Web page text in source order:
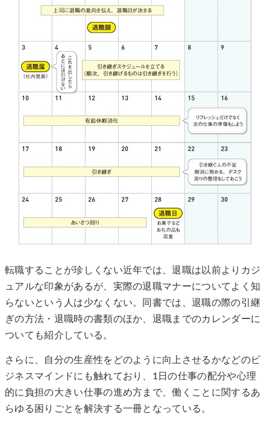
転職することが珍しくない近年では、退職は以前よりカジ
ュアルな印象があるが、実際の退職マナーについてよく知
らないという人は少なくない。同書では、退職の際の引継
ぎの方法・退職時の書類のほか、退職までのカレンダーに
ついても紹介している。
さらに、自分の生産性をどのように向上させるかなどのビ
ジネスマインドにも触れており、1日の仕事の配分や心理
的に負担の大きい仕事の進め方まで、働くことに関するあ
らゆる困りごとを解決する一冊となっている。